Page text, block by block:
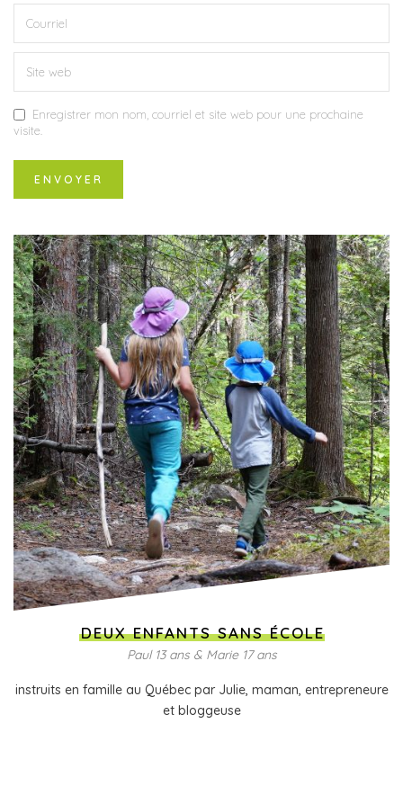
Enregistrer mon nom, courriel et site web pour une prochaine
visite.
DEUX ENFANTS SANS ÉCOLE
Paul 13 ans & Marie 17 ans
instruits en famille au Québec par Julie, maman, entrepreneure
et bloggeuse